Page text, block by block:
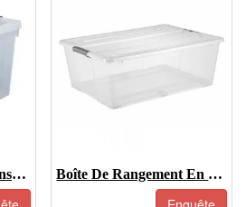
Boîte Fourre-Tout Transparente De 87 L Avec Couvercle, Grands Contenants De Rangement En Plastique Transparent Boîte De Rangement En Plastique Transparent De 90 L Avec Roulettes Et Poignée